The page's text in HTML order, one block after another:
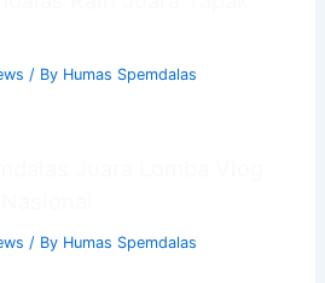
/ By Humas Spemdalas
/ By Humas Spemdalas